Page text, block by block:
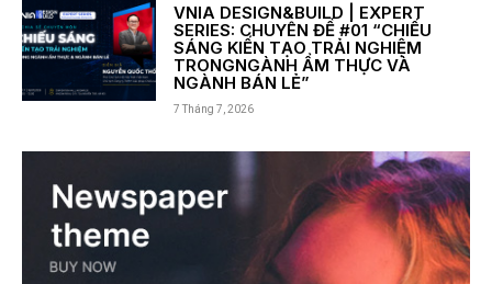
VNIA DESIGN&BUILD | EXPERT
SERIES: CHUYÊN ĐỀ #01 “CHIẾU
SÁNG KIẾN TẠO TRẢI NGHIỆM
TRONGNGÀNH ẨM THỰC VÀ
NGÀNH BÁN LẺ”
7 Tháng 7, 2026